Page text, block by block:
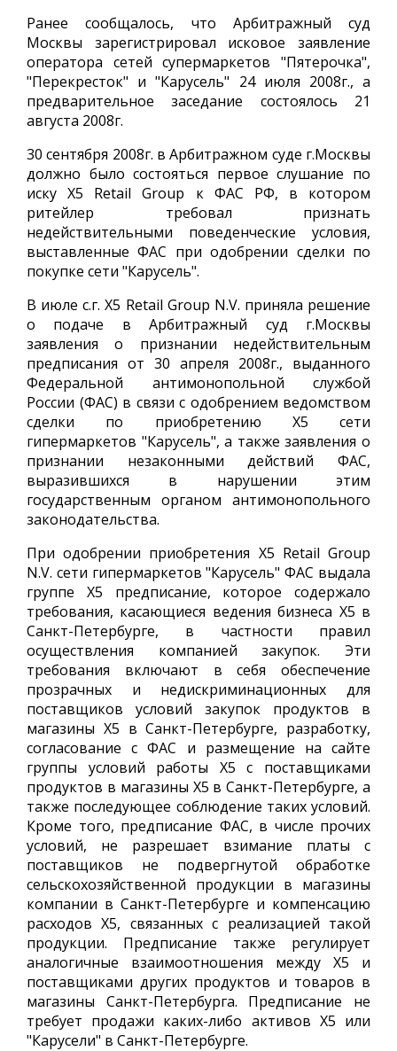
Ранее сообщалось, что Арбитражный суд
Москвы зарегистрировал исковое заявление
оператора сетей супермаркетов "Пятерочка",
"Перекресток" и "Карусель" 24 июля 2008г., а
предварительное заседание состоялось 21
августа 2008г.
30 сентября 2008г. в Арбитражном суде г.Москвы
должно было состояться первое слушание по
иску X5 Retail Group к ФАС РФ, в котором
ритейлер требовал признать
недействительными поведенческие условия,
выставленные ФАС при одобрении сделки по
покупке сети "Карусель".
В июле с.г. X5 Retail Group N.V. приняла решение
о подаче в Арбитражный суд г.Москвы
заявления о признании недействительным
предписания от 30 апреля 2008г., выданного
Федеральной антимонопольной службой
России (ФАС) в связи с одобрением ведомством
сделки по приобретению X5 сети
гипермаркетов "Карусель", а также заявления о
признании незаконными действий ФАС,
выразившихся в нарушении этим
государственным органом антимонопольного
законодательства.
При одобрении приобретения X5 Retail Group
N.V. сети гипермаркетов "Карусель" ФАС выдала
группе X5 предписание, которое содержало
требования, касающиеся ведения бизнеса Х5 в
Санкт-Петербурге, в частности правил
осуществления компанией закупок. Эти
требования включают в себя обеспечение
прозрачных и недискриминационных для
поставщиков условий закупок продуктов в
магазины X5 в Санкт-Петербурге, разработку,
согласование с ФАС и размещение на сайте
группы условий работы X5 с поставщиками
продуктов в магазины X5 в Санкт-Петербурге, а
также последующее соблюдение таких условий.
Кроме того, предписание ФАС, в числе прочих
условий, не разрешает взимание платы с
поставщиков не подвергнутой обработке
сельскохозяйственной продукции в магазины
компании в Санкт-Петербурге и компенсацию
расходов X5, связанных с реализацией такой
продукции. Предписание также регулирует
аналогичные взаимоотношения между X5 и
поставщиками других продуктов и товаров в
магазины Санкт-Петербурга. Предписание не
требует продажи каких-либо активов X5 или
"Карусели" в Санкт-Петербурге.